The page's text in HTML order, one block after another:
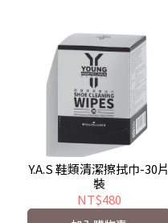
Y.A.S 鞋類清潔擦拭巾-30片
裝
NT$480